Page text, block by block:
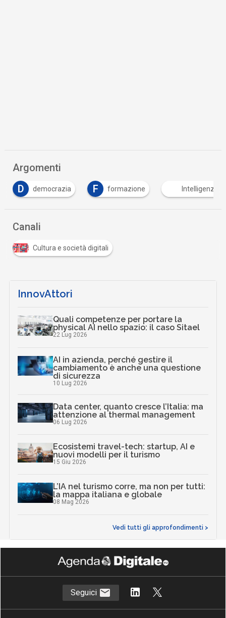
Argomenti
D
democrazia F formazione Intelligenza
Canali
Cultura e società digitali
InnovAttori
Quali competenze per portare la
physical AI nello spazio: il caso Sitael
22 Lug 2026
AI in azienda, perché gestire il
cambiamento è anche una questione
di sicurezza
10 Lug 2026
Data center, quanto cresce l’Italia: ma
attenzione al thermal management
06 Lug 2026
Ecosistemi travel-tech: startup, AI e
nuovi modelli per il turismo
15 Giu 2026
L’IA nel turismo corre, ma non per tutti:
la mappa italiana e globale
08 Mag 2026
Vedi tutti gli approfondimenti >
Seguici